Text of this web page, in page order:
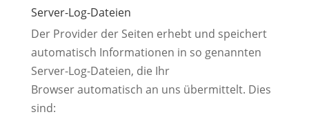
Server-Log-Dateien
Der Provider der Seiten erhebt und speichert
automatisch Informationen in so genannten
Server-Log-Dateien, die Ihr
Browser automatisch an uns übermittelt. Dies
sind: